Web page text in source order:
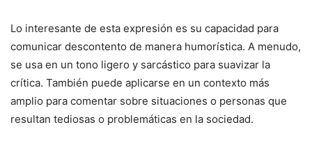
Lo interesante de esta expresión es su capacidad para
comunicar descontento de manera humorística. A menudo,
se usa en un tono ligero y sarcástico para suavizar la
crítica. También puede aplicarse en un contexto más
amplio para comentar sobre situaciones o personas que
resultan tediosas o problemáticas en la sociedad.